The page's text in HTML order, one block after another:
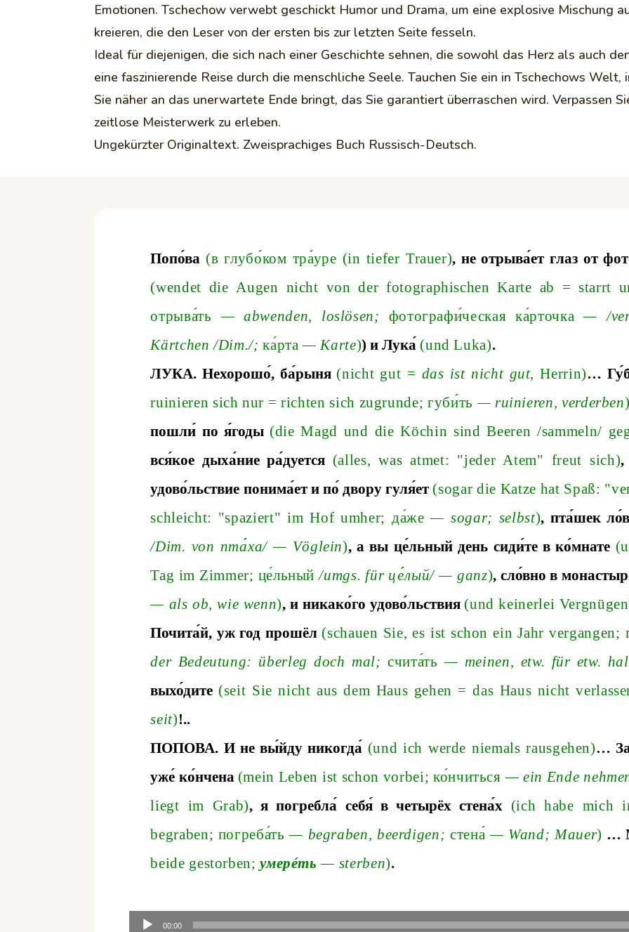
Emotionen. Tschechow verwebt geschickt Humor und Drama, um eine explosive Mischung
kreieren, die den Leser von der ersten bis zur letzten Seite fesseln.
Ideal für diejenigen, die sich nach einer Geschichte sehnen, die sowohl das Herz als auch
eine faszinierende Reise durch die menschliche Seele. Tauchen Sie ein in Tschechows
Sie näher an das unerwartete Ende bringt, das Sie garantiert überraschen wird. Verpassen
zeitlose Meisterwerk zu erleben.
Ungekürzter Originaltext. Zweisprachiges Buch Russisch-Deutsch.
Попо́ва (в глубо́ком тра́уре (in tiefer Trauer), не отрыва́ет глаз от
(wendet die Augen nicht von der fotographischen Karte ab = starrt
отрыва́ть — abwenden, loslösen; фотографи́ческая ка́рточка — /v
Kärtchen /Dim./; ка́рта — Karte))и Лука́ (und Luka).
ЛУКА.Нехорошо́, ба́рыня (nicht gut = das ist nicht gut, Herrin)…
ruinieren sich nur = richten sich zugrunde; губи́ть — ruinieren, verderben)
пошли́ по я́годы (die Magd und die Köchin sind Beeren/sammeln/
вся́кое дыха́ние ра́дуется (alles, was atmet: "jeder Atem" freut sich),
удово́льствие понима́ет и по́ двору гуля́ет (sogar die Katze hat Spaß:
schleicht: "spaziert" im Hof umher; да́же — sogar; selbst), пта́шек
/Dim. von птаха/ — Vöglein),а вы це́льный день сиди́те в ко́мнате
Tag im Zimmer; це́льный /umgs. für целый/ — ganz), сло́вно в
— als ob, wie wenn), и никако́го удово́льствия (und keinerlei
Почита́й, уж год прошёл (schauen Sie, es ist schon ein Jahr vergangen;
der Bedeutung: überleg doch mal; счита́ть — meinen, etw. für etw.
выхо́дите (seit Sie nicht aus dem Haus gehen = das Haus nicht
seit)!..
ПОПОВА. И не вы́йду никогда́ (und ich werde niemals rausgehen)…
уже́ ко́нчена (mein Leben ist schon vorbei; ко́нчиться — ein Ende
liegt im Grab), я погребла́ себя́ в четырёх стена́х (ich habe mich
begraben; погреба́ть — begraben, beerdigen; стена́ — Wand; Mauer) …
beide gestorben; умерéть — sterben).
Player00:00